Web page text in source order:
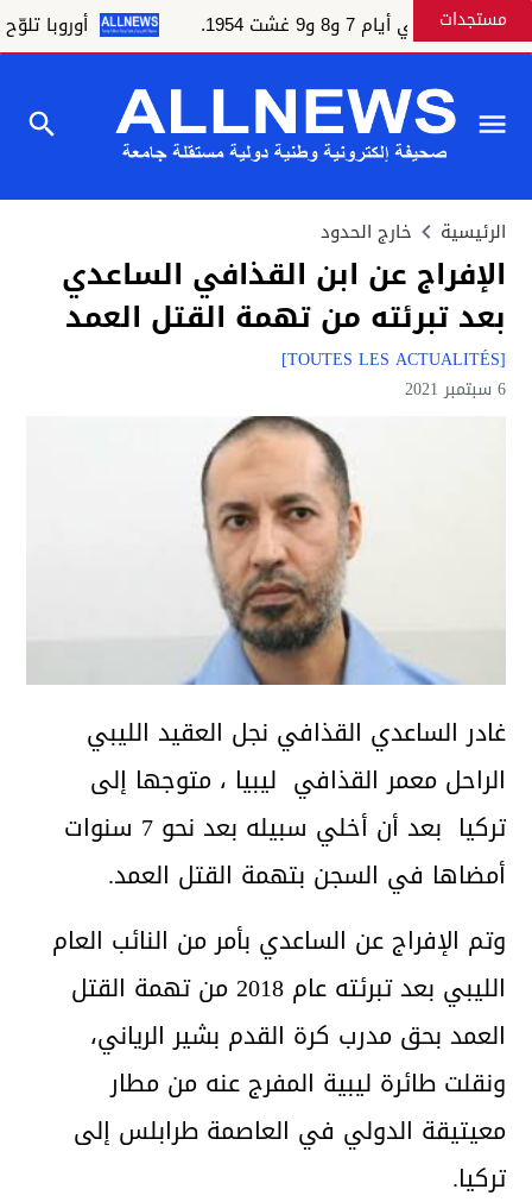
مستجدات
أيام 7 و8 و9 غشت 1954. أوروبا تلوّح
الرئيسية خارج الحدود
الإفراج عن ابن القذافي الساعدي
بعد تبرئته من تهمة القتل العمد
[TOUTES LES ACTUALITÉS]
6 سبتمبر 2021
غادر الساعدي القذافي نجل العقيد الليبي
الراحل معمر القذافي ليبيا ، متوجها إلى
تركيا بعد أن أخلي سبيله بعد نحو 7 سنوات
أمضاها في السجن بتهمة القتل العمد.
وتم الإفراج عن الساعدي بأمر من النائب العام
الليبي بعد تبرئته عام 2018 من تهمة القتل
العمد بحق مدرب كرة القدم بشير الرياني،
ونقلت طائرة ليبية المفرج عنه من مطار
معيتيقة الدولي في العاصمة طرابلس إلى
تركيا.